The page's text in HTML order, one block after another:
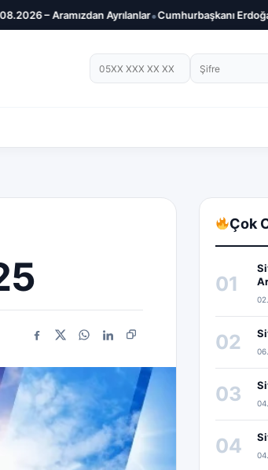
Ayrılanlar•Cumhurbaşkanı Erdoğan YAŞ
Telefon numarası Şifre
Facebook
X WhatsApp
LinkedInBağlantıyı kopyala
Çok
01
02
03
04